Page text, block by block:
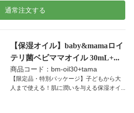
通常注文する
【保湿オイル】baby&mamaロイ
テリ菌ベビママオイル 30mL+...
商品コード：bm-oil30+tama
【限定品・特別パッケージ】子どもから大
人まで使える！肌に潤いを与える保湿オイ...